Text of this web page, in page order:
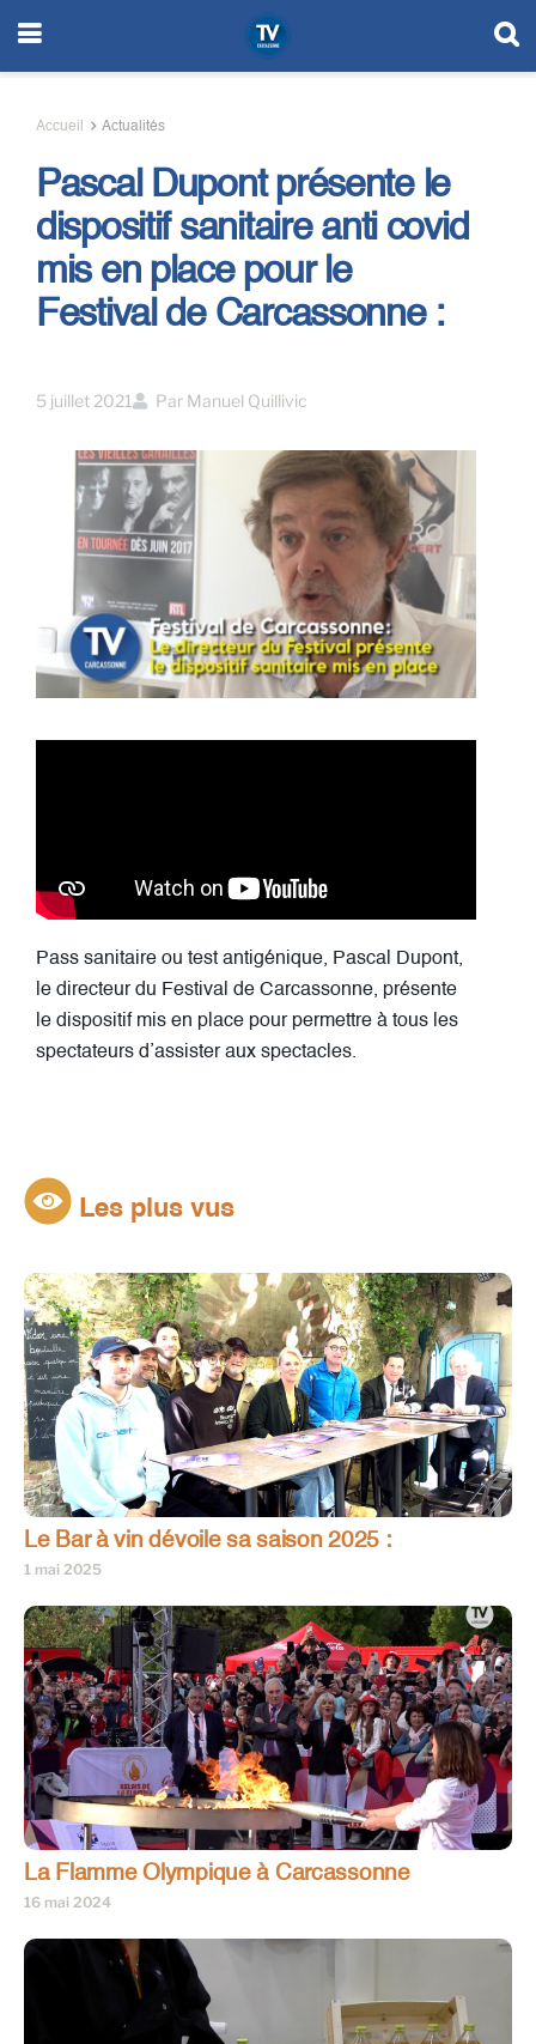
Accueil Actualités
Pascal Dupont présente le
dispositif sanitaire anti covid
mis en place pour le
Festival de Carcassonne :
5 juillet 2021 Par Manuel Quillivic
Pass sanitaire ou test antigénique, Pascal Dupont,
le directeur du Festival de Carcassonne, présente
le dispositif mis en place pour permettre à tous les
spectateurs d’assister aux spectacles.
Les plus vus
Le Bar à vin dévoile sa saison 2025 :
1 mai 2025
La Flamme Olympique à Carcassonne
16 mai 2024